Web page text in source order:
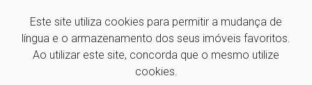
Este site utiliza cookies para permitir a mudança de
língua e o armazenamento dos seus imóveis favoritos.
Ao utilizar este site, concorda que o mesmo utilize
cookies.